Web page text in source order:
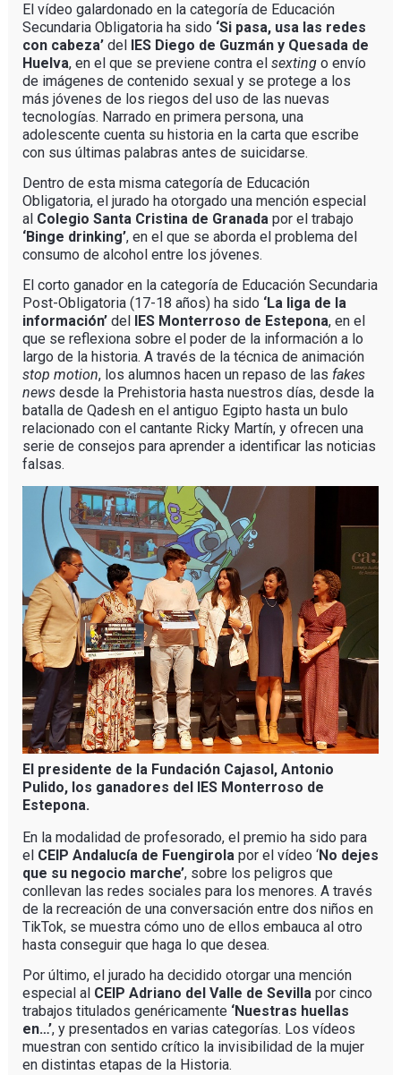
El vídeo galardonado en la categoría de Educación
Secundaria Obligatoria ha sido ‘Si pasa, usa las redes
con cabeza’del
IES Diego de Guzmán y Quesada de
Huelva, en el que se previene contra el sextingo envío
de imágenes de contenido sexual y se protege a los
más jóvenes de los riegos del uso de las nuevas
tecnologías. Narrado en primera persona, una
adolescente cuenta su historia en la carta que escribe
con sus últimas palabras antes de suicidarse.
Dentro de esta misma categoría de Educación
Obligatoria, el jurado ha otorgado una mención especial
al Colegio Santa Cristina de Granadapor el trabajo
‘Binge drinking’, en el que se aborda el problema del
consumo de alcohol entre los jóvenes.
El corto ganador en la categoría de Educación Secundaria
Post-Obligatoria (17-18 años) ha sido ‘La liga de la
información’del IES Monterroso de Estepona, en el
que se reflexiona sobre el poder de la información a lo
largo de la historia. A través de la técnica de animación
stop motion, los alumnos hacen un repaso de las fakes
newsdesde la Prehistoria hasta nuestros días, desde la
batalla de Qadesh en el antiguo Egipto hasta un bulo
relacionado con el cantante Ricky Martín, y ofrecen una
serie de consejos para aprender a identificar las noticias
falsas.
El presidente de la Fundación Cajasol, Antonio
Pulido, los ganadores del IES Monterroso de
Estepona.
En la modalidad de profesorado, el premio ha sido para
el CEIP Andalucía de Fuengirolapor el vídeo ‘No dejes
que su negocio marche’, sobre los peligros que
conllevan las redes sociales para los menores. A través
de la recreación de una conversación entre dos niños en
TikTok, se muestra cómo uno de ellos embauca al otro
hasta conseguir que haga lo que desea.
Por último, el jurado ha decidido otorgar una mención
especial al CEIP Adriano del Valle de Sevillapor cinco
trabajos titulados genéricamente ‘Nuestras huellas
en…’, y presentados en varias categorías. Los vídeos
muestran con sentido crítico la invisibilidad de la mujer
en distintas etapas de la Historia.